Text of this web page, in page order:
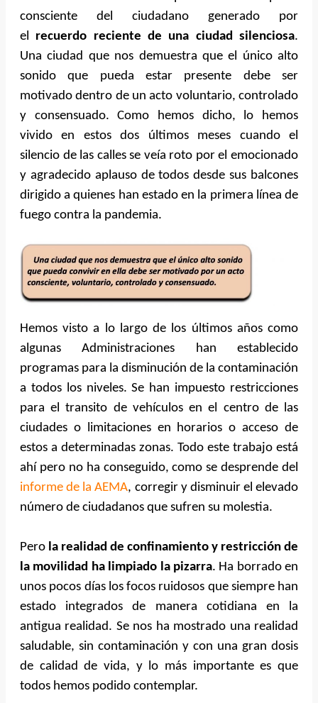
consciente del ciudadano generado por
el recuerdo reciente de una ciudad silenciosa.
Una ciudad que nos demuestra que el único alto
sonido que pueda estar presente debe ser
motivado dentro de un acto voluntario, controlado
y consensuado. Como hemos dicho, lo hemos
vivido en estos dos últimos meses cuando el
silencio de las calles se veía roto por el emocionado
y agradecido aplauso de todos desde sus balcones
dirigido a quienes han estado en la primera línea de
fuego contra la pandemia.
Hemos visto a lo largo de los últimos años como
algunas Administraciones han establecido
programas para la disminución de la contaminación
a todos los niveles. Se han impuesto restricciones
para el transito de vehículos en el centro de las
ciudades o limitaciones en horarios o acceso de
estos a determinadas zonas. Todo este trabajo está
ahí pero no ha conseguido, como se desprende del
informe de la AEMA, corregir y disminuir el elevado
número de ciudadanos que sufren su molestia.
Pero la realidad de confinamiento y restricción de
la movilidad ha limpiado la pizarra. Ha borrado en
unos pocos días los focos ruidosos que siempre han
estado integrados de manera cotidiana en la
antigua realidad. Se nos ha mostrado una realidad
saludable, sin contaminación y con una gran dosis
de calidad de vida, y lo más importante es que
todos hemos podido contemplar.